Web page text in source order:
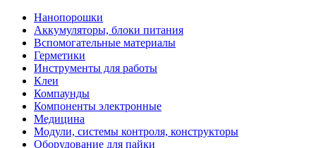
Нанопорошки
Аккумуляторы, блоки питания
Вспомогательные материалы
Герметики
Инструменты для работы
Клеи
Компаунды
Компоненты электронные
Медицина
Модули, системы контроля, конструкторы
Оборудование для пайки